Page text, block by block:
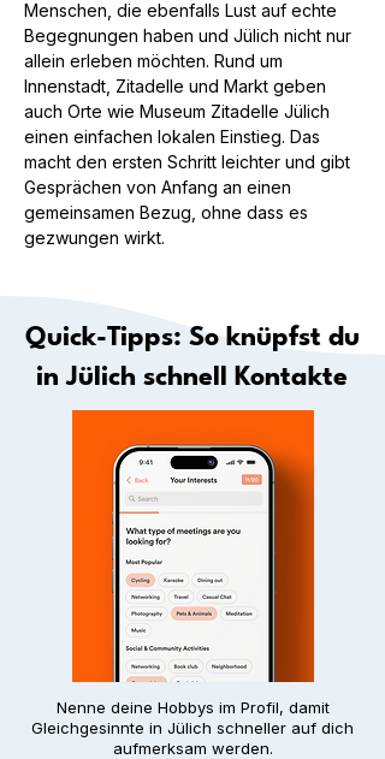
Menschen, die ebenfalls Lust auf echte
Begegnungen haben und Jülich nicht nur
allein erleben möchten. Rund um
Innenstadt, Zitadelle und Markt geben
auch Orte wie Museum Zitadelle Jülich
einen einfachen lokalen Einstieg. Das
macht den ersten Schritt leichter und gibt
Gesprächen von Anfang an einen
gemeinsamen Bezug, ohne dass es
gezwungen wirkt.
Quick-Tipps: So knüpfst du
in Jülich schnell Kontakte
Nenne deine Hobbys im Profil, damit
Gleichgesinnte in Jülich schneller auf dich
aufmerksam werden.